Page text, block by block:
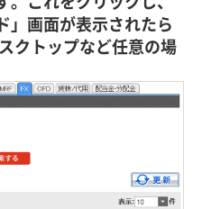
」画面が表示されたら
クトップなど任意の場